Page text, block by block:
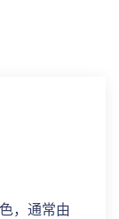
，通常由